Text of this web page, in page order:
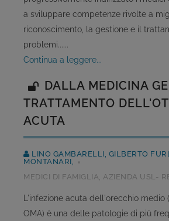
a sviluppare competenze rivolte a
riconoscimento, la gestione e il
problemi......
continua a leggere...
DALLA MEDICINA
TRATTAMENTO
ACUTA
LINO GAMBARELLI, GILBERTO
MONTANARI,
MEDICI DI FAMIGLIA, AZIENDA USL-
L'infezione acuta dell'orecchio medio
OMA) è una delle patologie di più